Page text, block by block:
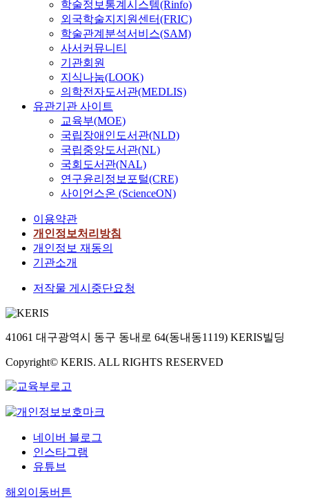
학술정보통계시스템(Rinfo)
외국학술지지원센터(FRIC)
학술관계분석서비스(SAM)
사서커뮤니티
기관회원
지식나눔(LOOK)
의학전자도서관(MEDLIS)
유관기관 사이트
교육부(MOE)
국립장애인도서관(NLD)
국립중앙도서관(NL)
국회도서관(NAL)
연구윤리정보포털(CRE)
사이언스온 (ScienceON)
이용약관
개인정보처리방침
개인정보 재동의
기관소개
저작물 게시중단요청
41061 대구광역시 동구 동내로 64(동내동1119) KERIS빌딩
Copyright© KERIS. ALL RIGHTS RESERVED
네이버 블로그
인스타그램
유튜브
해외이동버튼